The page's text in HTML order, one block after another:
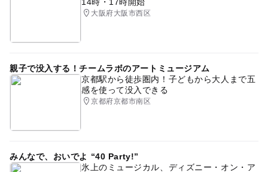
大阪府大阪市西区
親子で没入する！チームラボのアートミュージアム
京都駅から徒歩圏内！子どもから大人まで五
感を使って没入できる
京都府京都市南区
みんなで、おいでよ “40 Party!”
氷上のミュージカル、ディズニー・オン・ア